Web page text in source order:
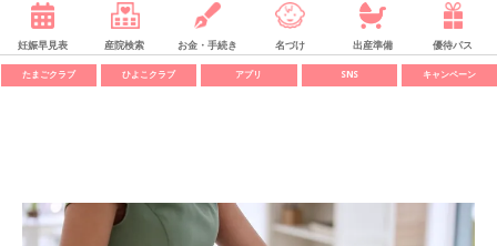
妊娠早見表 産院検索 お金・手続き 名づけ 出産準備 優待パス
たまごクラブ ひよこクラブ アプリ SNS キャンペーン